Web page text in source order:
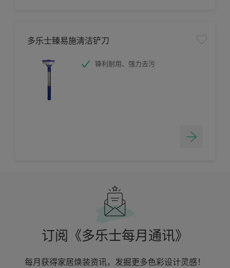
多乐士臻易施清洁铲刀
锋利耐用、强力去污
订阅《多乐士每月通讯》
每月获得家居焕装资讯，发掘更多色彩设计灵感！